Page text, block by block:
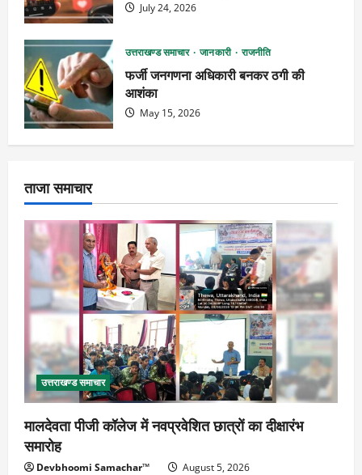
July 24, 2026
उत्तराखण्ड समाचार जानकारी राजनीति
फर्जी जनगणना अधिकारी बनकर ठगी की
आशंका
May 15, 2026
ताजा समाचार
उत्तराखण्ड समाचार
मालदेवता पीजी कॉलेज में नवप्रवेशित छात्रों का दीक्षारंभ
समारोह
Devbhoomi Samachar™ August 5, 2026